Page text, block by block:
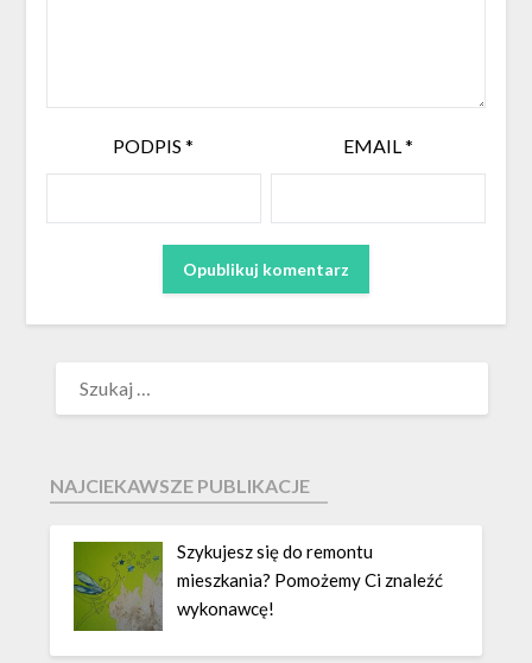
PODPIS* EMAIL*
NAJCIEKAWSZE PUBLIKACJE
Szykujesz się do remontu
mieszkania? Pomożemy Ci znaleźć
wykonawcę!